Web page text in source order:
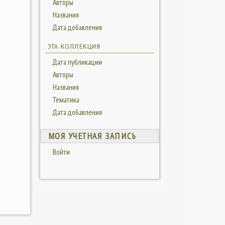
Авторы
Названия
Дата добавления
ЭТА КОЛЛЕКЦИЯ
Дата публикации
Авторы
Названия
Тематика
Дата добавления
МОЯ УЧЕТНАЯ ЗАПИСЬ
Войти